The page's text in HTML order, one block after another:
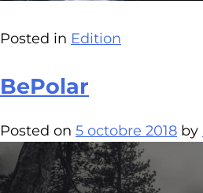
Posted in Edition
BePolar
Posted on 5 octobre 2018 by